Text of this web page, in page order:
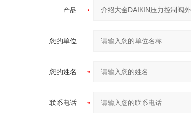
产品：
您的单位：
您的姓名：
联系电话：